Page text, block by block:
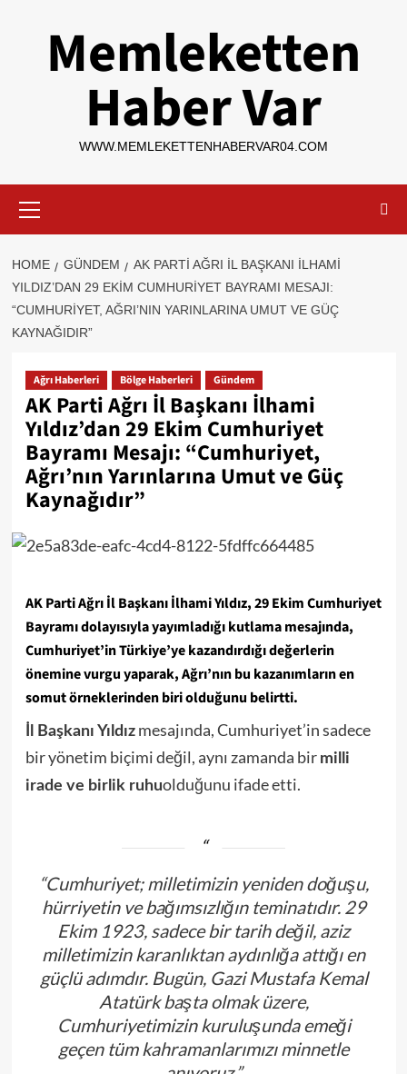
Memleketten
Haber Var
WWW.MEMLEKETTENHABERVAR04.COM
Menu
HOME GÜNDEM
AK PARTI AĞRI İL BAŞKANI İLHAMI
YILDIZ’DAN 29 EKIM CUMHURIYET BAYRAMI MESAJI:
“CUMHURIYET, AĞRI’NIN YARINLARINA UMUT VE GÜÇ
KAYNAĞIDIR”
Ağrı Haberleri Bölge Haberleri Gündem
AK Parti Ağrı İl Başkanı İlhami
Yıldız’dan 29 Ekim Cumhuriyet
Bayramı Mesajı: “Cumhuriyet,
Ağrı’nın Yarınlarına Umut ve Güç
Kaynağıdır”
AK Parti Ağrı İl Başkanı İlhami Yıldız, 29 Ekim Cumhuriyet
Bayramı dolayısıyla yayımladığı kutlama mesajında,
Cumhuriyet’in Türkiye’ye kazandırdığı değerlerin
önemine vurgu yaparak, Ağrı’nın bu kazanımların en
somut örneklerinden biri olduğunu belirtti.
İl Başkanı Yıldızmesajında, Cumhuriyet’in sadece
bir yönetim biçimi değil, aynı zamanda bir milli
irade ve birlik ruhuolduğunu ifade etti.
“Cumhuriyet; milletimizin yeniden doğuşu,
hürriyetin ve bağımsızlığın teminatıdır. 29
Ekim 1923, sadece bir tarih değil, aziz
milletimizin karanlıktan aydınlığa attığı en
güçlü adımdır. Bugün, Gazi Mustafa Kemal
Atatürk başta olmak üzere,
Cumhuriyetimizin kuruluşunda emeği
geçen tüm kahramanlarımızı minnetle